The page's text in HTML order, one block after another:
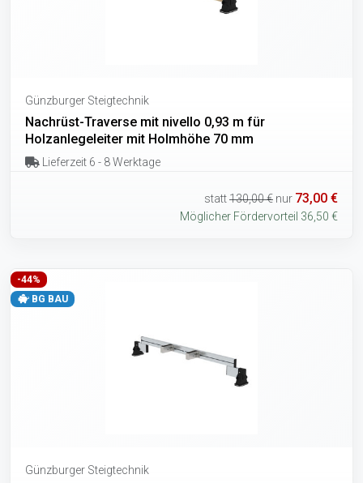
Günzburger Steigtechnik
Nachrüst-Traverse mit nivello 0,93 m für
Holzanlegeleiter mit Holmhöhe 70 mm
Lieferzeit 6 - 8 Werktage
statt130,00 € nur 73,00 €
Möglicher Fördervorteil 36,50 €
-44%
BG BAU
Günzburger Steigtechnik